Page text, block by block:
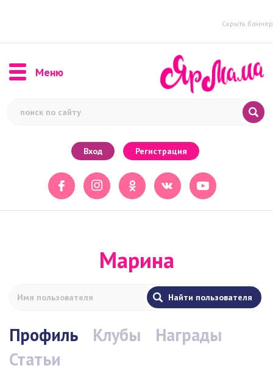
Скрыть баннер
Меню
Вход Регистрация
Марина
Профиль Клубы
Награды
Статьи